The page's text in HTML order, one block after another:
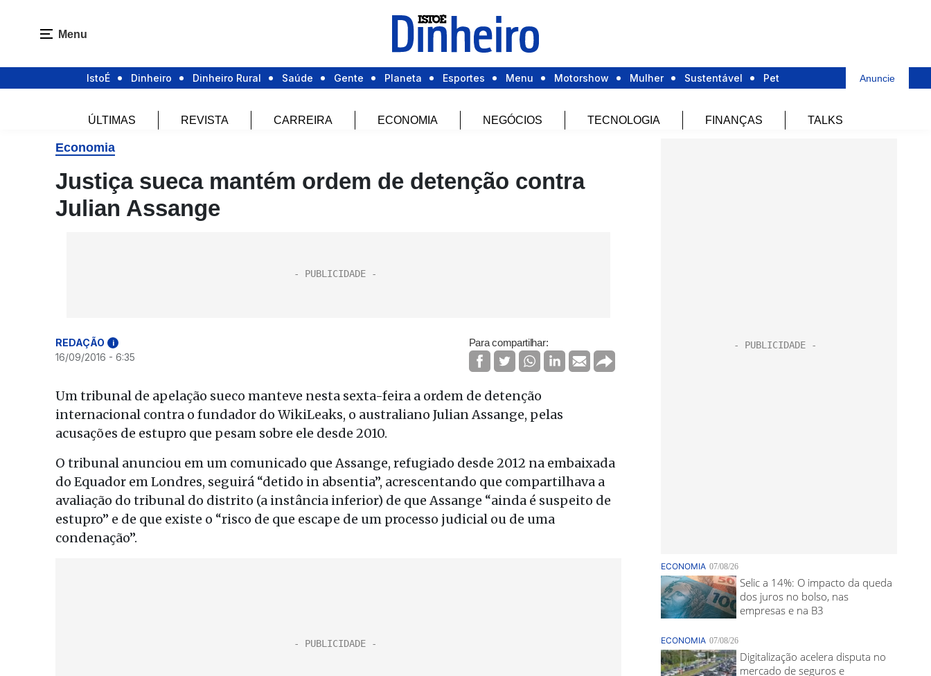
Menu
IstoÉ Dinheiro Dinheiro Rural Saúde Gente Planeta Esportes Menu Motorshow Mulher Sustentável Pet Anuncie
ÚLTIMAS REVISTA CARREIRA ECONOMIA NEGÓCIOS TECNOLOGIA FINANÇAS TALKS
Economia
Justiça sueca mantém ordem de detenção contra
Julian Assange
REDAÇÃO i
16/09/2016 - 6:35
Para compartilhar:
Um tribunal de apelação sueco manteve nesta sexta-feira a ordem de detenção
internacional contra o fundador do WikiLeaks, o australiano Julian Assange, pelas
acusações de estupro que pesam sobre ele desde 2010.
O tribunal anunciou em um comunicado que Assange, refugiado desde 2012 na embaixada
do Equador em Londres, seguirá “detido in absentia”, acrescentando que compartilhava a
avaliação do tribunal do distrito (a instância inferior) de que Assange “ainda é suspeito de
estupro” e de que existe o “risco de que escape de um processo judicial ou de uma
condenação”.